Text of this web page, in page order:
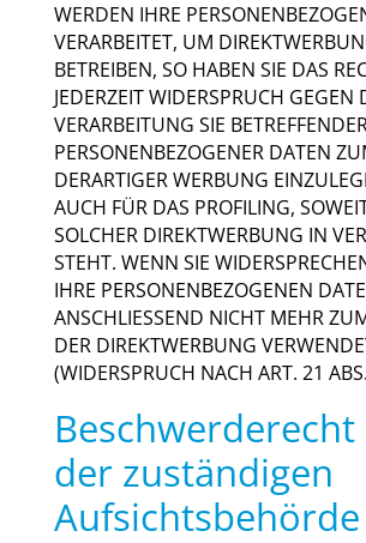
WERDEN IHRE
VERARBEITET, UM
BETREIBEN, SO HABEN SIE DAS
JEDERZEIT WIDERSPRUCH GEGEN
VERARBEITUNG SIE
PERSONENBEZOGENER DATEN
DERARTIGER WERBUNG
AUCH FÜR DAS PROFILING,
SOLCHER DIREKTWERBUNG IN
STEHT. WENN SIE
IHRE PERSONENBEZOGENEN
ANSCHLIESSEND NICHT MEHR
DER DIREKTWERBUNG
(WIDERSPRUCH NACH ART. 21
Beschwerde­recht
der zuständigen
Aufsichts­behörde